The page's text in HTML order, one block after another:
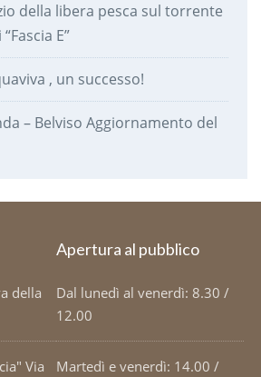
della libera pesca sul torrente
E”
, un successo!
– Belviso Aggiornamento del
della
Via
Apertura al pubblico
Dal lunedì al venerdì: 8.30 /
12.00
Martedì e venerdì: 14.00 /